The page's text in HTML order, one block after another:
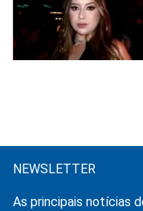
NEWSLETTER
As principais notícias